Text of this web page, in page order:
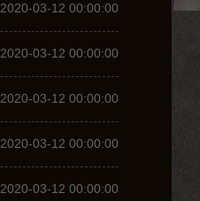
2020-03-12 00:00:00
2020-03-12 00:00:00
2020-03-12 00:00:00
2020-03-12 00:00:00
2020-03-12 00:00:00